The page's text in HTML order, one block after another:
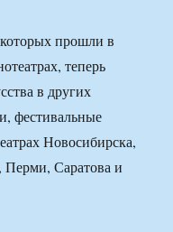
прошли в
теперь
в других
фестивальные
Новосибирска,
Перми, Саратова и